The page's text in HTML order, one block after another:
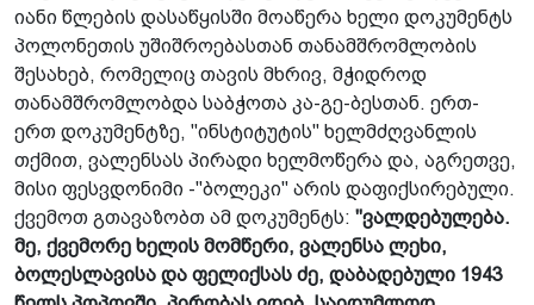
იანი წლების დასაწყისში მოაწერა ხელი დოკუმენტს
პოლონეთის უშიშროებასთან თანამშრომლობის
შესახებ, რომელიც თავის მხრივ, მჭიდროდ
თანამშრომლობდა საბჭოთა კა-გე-ბესთან. ერთ-
ერთ დოკუმენტზე, "ინსტიტუტის" ხელმძღვანლის
თქმით, ვალენსას პირადი ხელმოწერა და, აგრეთვე,
მისი ფესვდონიმი -"ბოლეკი" არის დაფიქსირებული.
ქვემოთ გთავაზობთ ამ დოკუმენტს: "ვალდებულება.
მე, ქვემორე ხელის მომწერი, ვალენსა ლეხი,
ბოლესლავისა და ფელიქსას ძე, დაბადებული 1943